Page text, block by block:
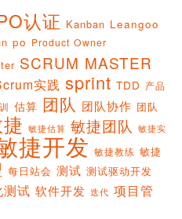
认证 Kanban Leangoo
po Product Owner
SCRUM MASTER
实践 sprint TDD 产品
估算 团队 团队协作 团队
敏捷估算 敏捷团队 敏捷实
捷开发 敏捷教练 敏捷
每日站会 测试 测试驱动开发
测试 软件开发 迭代 项目管